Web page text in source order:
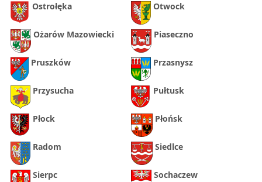
Ostrołęka Otwock
Ożarów Mazowiecki Piaseczno
Pruszków Przasnysz
Przysucha Pułtusk
Płock Płońsk
Radom Siedlce
Sierpc Sochaczew